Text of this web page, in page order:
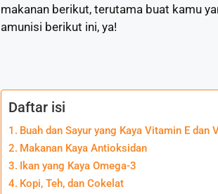
makanan berikut, terutama buat kamu
amunisi berikut ini, ya!
Daftar isi
Buah dan Sayur yang Kaya Vitamin E dan
Makanan Kaya Antioksidan
Ikan yang Kaya Omega-3
Kopi, Teh, dan Cokelat